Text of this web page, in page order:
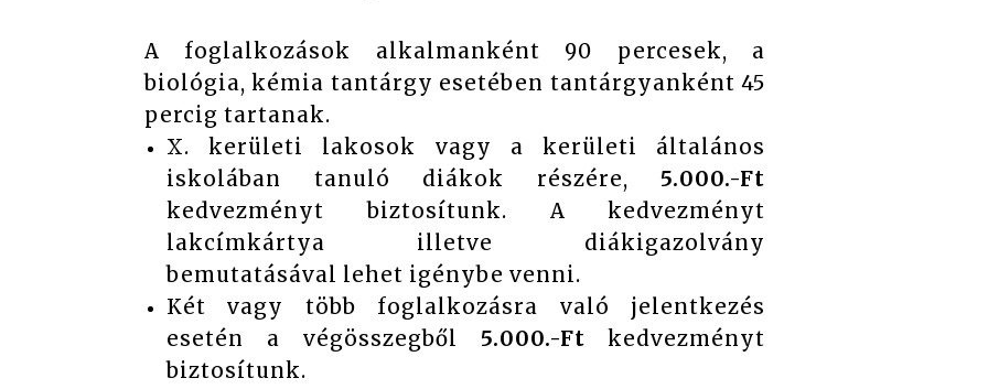
A foglalkozások alkalmanként 90 percesek, a
biológia, kémia tantárgy esetében tantárgyanként 45
percig tartanak.
X. kerületi lakosok vagy a kerületi általános
iskolában tanuló diákok részére, 5.000.-Ft
kedvezményt biztosítunk. A kedvezményt
lakcímkártya illetve diákigazolvány
bemutatásával lehet igénybe venni.
Két vagy több foglalkozásra való jelentkezés
esetén a végösszegből 5.000.-Ft kedvezményt
biztosítunk.